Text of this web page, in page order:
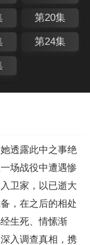
第20集
第24集
透露此中之事绝
场战役中遭遇惨
卫家，以已逝大
，在之后的相处
生死、情愫渐
入调查真相，携